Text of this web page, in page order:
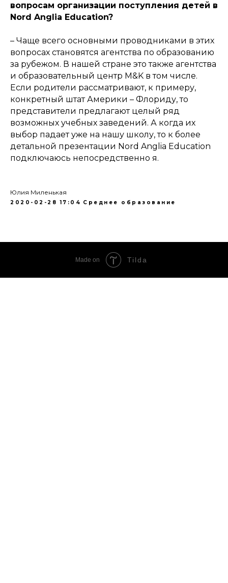
вопросам организации поступления детей в
Nord Anglia Education?
– Чаще всего основными проводниками в этих
вопросах становятся агентства по образованию
за рубежом. В нашей стране это также агентства
и образовательный центр M&K в том числе.
Если родители рассматривают, к примеру,
конкретный штат Америки – Флориду, то
представители предлагают целый ряд
возможных учебных заведений. А когда их
выбор падает уже на нашу школу, то к более
детальной презентации Nord Anglia Education
подключаюсь непосредственно я.
Юлия Миленькая
2020-02-28 17:04 Среднее образование
Made on Tilda